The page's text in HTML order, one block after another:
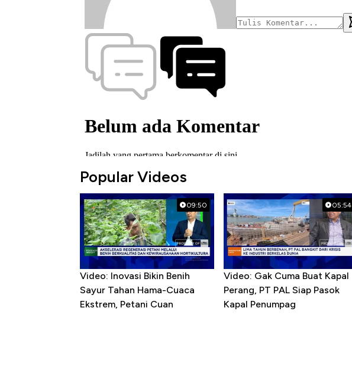
Popular Videos
09:50
Video: Inovasi Bikin Benih
Sayur Tahan Hama-Cuaca
Ekstrem, Petani Cuan
05:54
Video: Gak Cuma Buat Kapal
Perang, PT PAL Siap Pasok
Kapal Penumpag